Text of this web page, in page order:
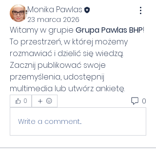
Monika Pawlas
23 marca 2026
Witamy w grupie Grupa Pawlas BHP!
To przestrzeń, w której możemy
rozmawiać i dzielić się wiedzą.
Zacznij publikować swoje
przemyślenia, udostępnij
multimedia lub utwórz ankietę.
0 0
Write a comment...